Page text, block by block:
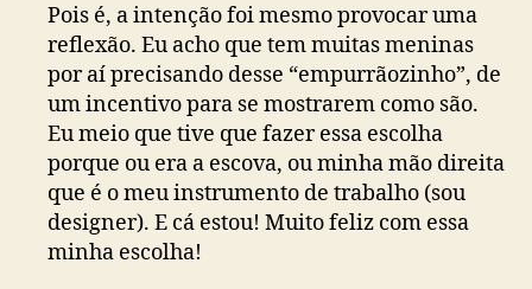
Pois é, a intenção foi mesmo provocar uma
reflexão. Eu acho que tem muitas meninas
por aí precisando desse “empurrãozinho”, de
um incentivo para se mostrarem como são.
Eu meio que tive que fazer essa escolha
porque ou era a escova, ou minha mão direita
que é o meu instrumento de trabalho (sou
designer). E cá estou! Muito feliz com essa
minha escolha!